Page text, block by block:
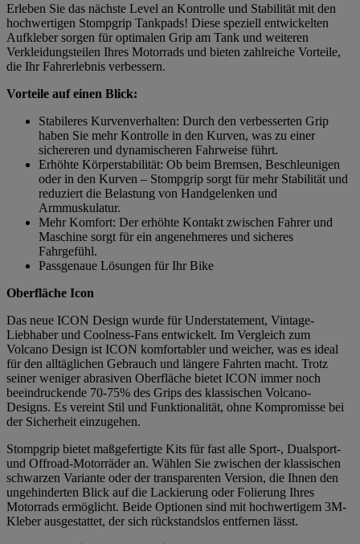
Erleben Sie das nächste Level an Kontrolle und Stabilität mit den
hochwertigen Stompgrip Tankpads! Diese speziell entwickelten
Aufkleber sorgen für optimalen Grip am Tank und weiteren
Verkleidungsteilen Ihres Motorrads und bieten zahlreiche Vorteile,
die Ihr Fahrerlebnis verbessern.
Vorteile auf einen Blick:
Stabileres Kurvenverhalten: Durch den verbesserten Grip
haben Sie mehr Kontrolle in den Kurven, was zu einer
sichereren und dynamischeren Fahrweise führt.
Erhöhte Körperstabilität: Ob beim Bremsen, Beschleunigen
oder in den Kurven – Stompgrip sorgt für mehr Stabilität und
reduziert die Belastung von Handgelenken und
Armmuskulatur.
Mehr Komfort: Der erhöhte Kontakt zwischen Fahrer und
Maschine sorgt für ein angenehmeres und sicheres
Fahrgefühl.
Passgenaue Lösungen für Ihr Bike
Oberfläche Icon
Das neue ICON Design wurde für Understatement, Vintage-
Liebhaber und Coolness-Fans entwickelt. Im Vergleich zum
Volcano Design ist ICON komfortabler und weicher, was es ideal
für den alltäglichen Gebrauch und längere Fahrten macht. Trotz
seiner weniger abrasiven Oberfläche bietet ICON immer noch
beeindruckende 70-75% des Grips des klassischen Volcano-
Designs. Es vereint Stil und Funktionalität, ohne Kompromisse bei
der Sicherheit einzugehen.
Stompgrip bietet maßgefertigte Kits für fast alle Sport-, Dualsport-
und Offroad-Motorräder an. Wählen Sie zwischen der klassischen
schwarzen Variante oder der transparenten Version, die Ihnen den
ungehinderten Blick auf die Lackierung oder Folierung Ihres
Motorrads ermöglicht. Beide Optionen sind mit hochwertigem 3M-
Kleber ausgestattet, der sich rückstandslos entfernen lässt.